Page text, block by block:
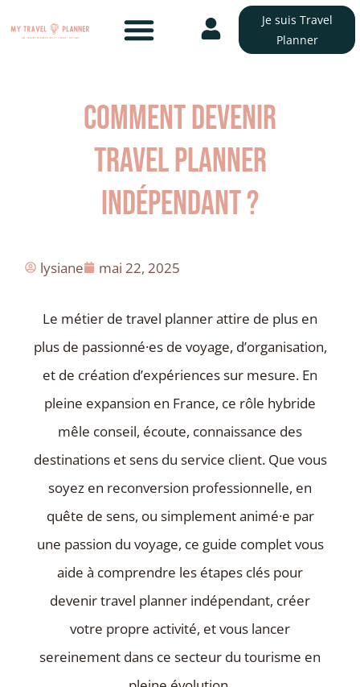
Je suis Travel
Planner
Comment devenir
travel planner
indépendant ?
lysiane mai 22, 2025
Le métier de travel planner attire de plus en
plus de passionné·es de voyage, d’organisation,
et de création d’expériences sur mesure. En
pleine expansion en France, ce rôle hybride
mêle conseil, écoute, connaissance des
destinations et sens du service client. Que vous
soyez en reconversion professionnelle, en
quête de sens, ou simplement animé·e par
une passion du voyage, ce guide complet vous
aide à comprendre les étapes clés pour
devenir travel planner indépendant, créer
votre propre activité, et vous lancer
sereinement dans ce secteur du tourisme en